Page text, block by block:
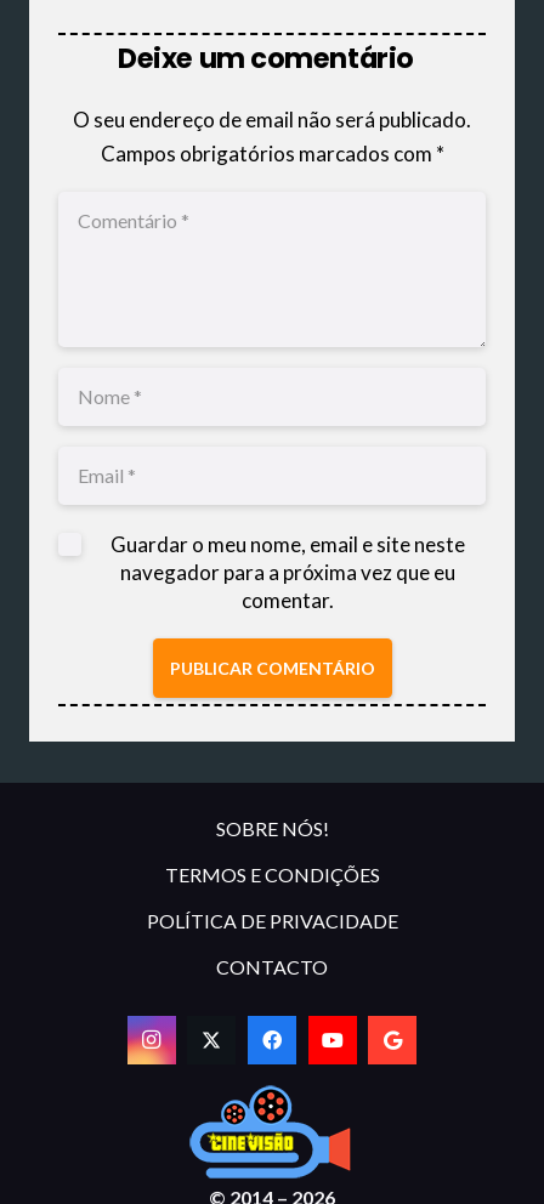
Deixe um comentário
O seu endereço de email não será publicado.
Campos obrigatórios marcados com *
Guardar o meu nome, email e site neste
navegador para a próxima vez que eu
comentar.
PUBLICAR COMENTÁRIO
SOBRE NÓS!
TERMOS E CONDIÇÕES
POLÍTICA DE PRIVACIDADE
CONTACTO
© 2014 – 2026